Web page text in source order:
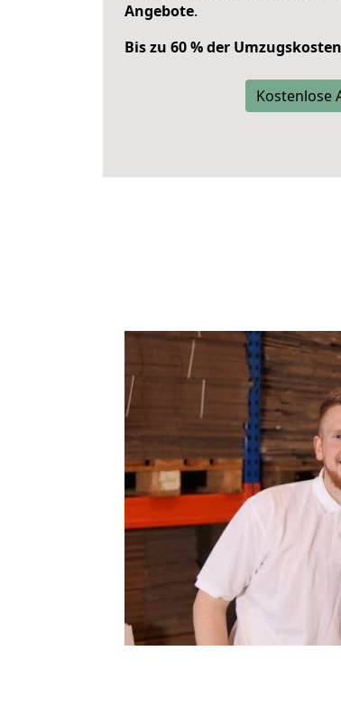
Angebote.
Bis zu 60 % der
Kostenlose